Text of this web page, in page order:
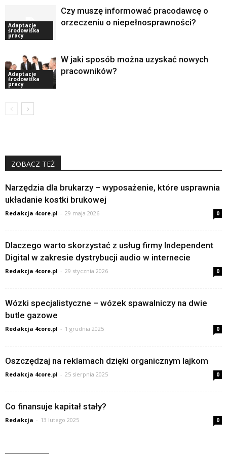
Adaptacje
środowiska
pracy
Czy muszę informować pracodawcę o
orzeczeniu o niepełnosprawności?
Adaptacje
środowiska
pracy
W jaki sposób można uzyskać nowych
pracowników?
ZOBACZ TEŻ
Narzędzia dla brukarzy – wyposażenie, które usprawnia
układanie kostki brukowej
Redakcja 4core.pl - 29 maja 2026 0
Dlaczego warto skorzystać z usług firmy Independent
Digital w zakresie dystrybucji audio w internecie
Redakcja 4core.pl - 29 stycznia 2026 0
Wózki specjalistyczne – wózek spawalniczy na dwie
butle gazowe
Redakcja 4core.pl - 1 grudnia 2025 0
Oszczędzaj na reklamach dzięki organicznym lajkom
Redakcja 4core.pl - 25 sierpnia 2025 0
Co finansuje kapitał stały?
Redakcja - 13 lutego 2025 0